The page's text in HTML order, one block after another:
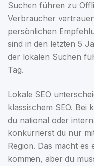
Suchen führen zu
Verbraucher
persönlichen
sind in den letzten 5
der lokalen Suchen
Tag.
Lokale SEO
klassischem SEO. Bei
du national oder
konkurrierst du nur
Region. Das macht es
kommen, aber du